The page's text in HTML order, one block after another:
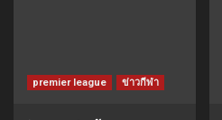
premier league ข่าวกีฬา